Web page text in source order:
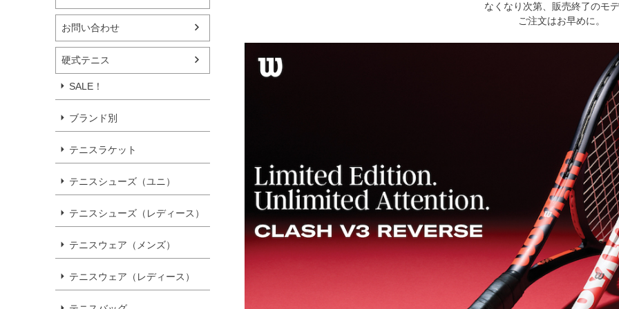
お問い合わせ
硬式テニス
SALE！
ブランド別
テニスラケット
テニスシューズ（ユニ）
テニスシューズ（レディース）
テニスウェア（メンズ）
テニスウェア（レディース）
なくなり次第、販売終了のモ
ご注文はお早めに。